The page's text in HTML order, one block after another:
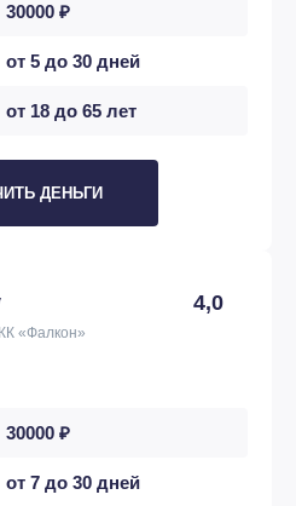
30000 ₽
от 5 до 30 дней
от 18 до 65 лет
ДЕНЬГИ
4,0
«Фалкон»
30000 ₽
от 7 до 30 дней